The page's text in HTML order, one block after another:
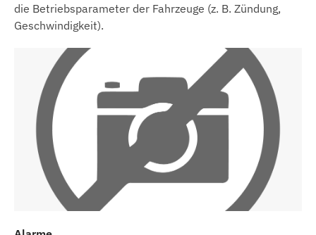
die Betriebsparameter der Fahrzeuge (z. B. Zündung,
Geschwindigkeit).